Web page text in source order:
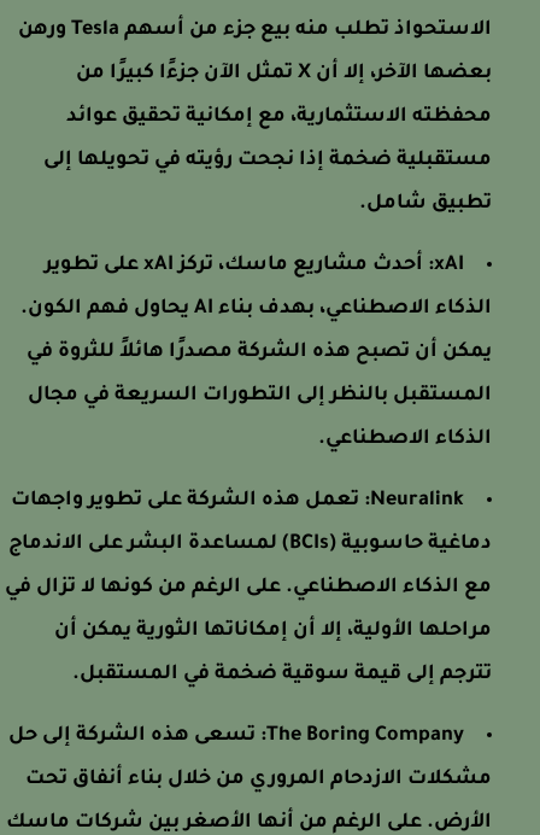
الاستحواذ تطلب منه بيع جزء من أسهم Tesla ورهن
بعضها الآخر، إلا أن X تمثل الآن جزءًا كبيرًا من
محفظته الاستثمارية، مع إمكانية تحقيق عوائد
مستقبلية ضخمة إذا نجحت رؤيته في تحويلها إلى
تطبيق شامل.
xAI:
أحدث مشاريع ماسك، تركز xAI على تطوير
الذكاء الاصطناعي، بهدف بناء AI يحاول فهم الكون.
يمكن أن تصبح هذه الشركة مصدرًا هائلاً للثروة في
المستقبل بالنظر إلى التطورات السريعة في مجال
الذكاء الاصطناعي.
Neuralink: تعمل هذه الشركة على تطوير واجهات
دماغية حاسوبية (BCIs) لمساعدة البشر على الاندماج
مع الذكاء الاصطناعي. على الرغم من كونها لا تزال في
مراحلها الأولية، إلا أن إمكاناتها الثورية يمكن أن
تترجم إلى قيمة سوقية ضخمة في المستقبل.
The Boring Company: تسعى هذه الشركة إلى حل
مشكلات الازدحام المروري من خلال بناء أنفاق تحت
الأرض. على الرغم من أنها الأصغر بين شركات ماسك